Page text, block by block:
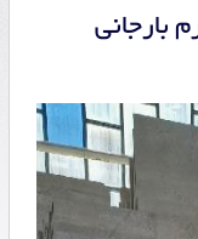
بارجانی